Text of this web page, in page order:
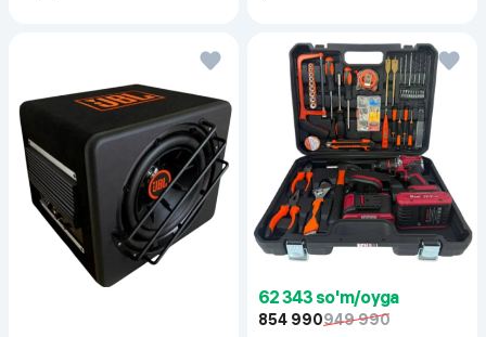
62 343 so'm/oyga
854 990949 990